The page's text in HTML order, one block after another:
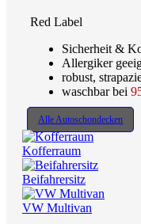
Red Label
Sicherheit &
Allergiker
robust,
waschbar bei
Alle Autoschondecken
Kofferraum
Beifahrersitz
VW Multivan